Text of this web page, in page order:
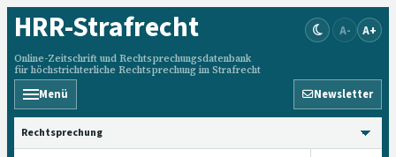
HRR-Strafrecht
Online-Zeitschrift und Rechtsprechungsdatenbank
für höchstrichterliche Rechtsprechung im Strafrecht
A- A+
Menü Newsletter
HRRS durchsuchen